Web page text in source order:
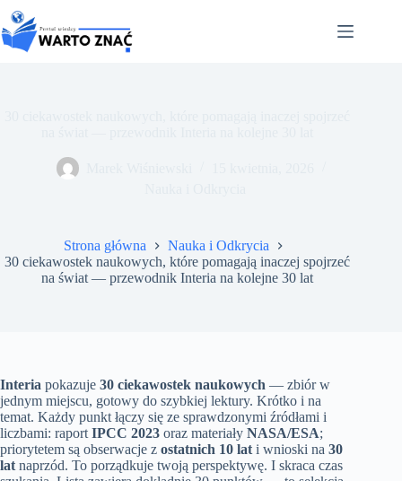
do
treści
Strona główna
Nauka i Odkrycia
30 ciekawostek naukowych, które pomagają inaczej spojrzeć
na świat — przewodnik Interia na kolejne 30 lat
Interia pokazuje 30 ciekawostek naukowych — zbiór w
jednym miejscu, gotowy do szybkiej lektury. Krótko i na
temat. Każdy punkt łączy się ze sprawdzonymi źródłami i
liczbami: raport IPCC 2023 oraz materiały NASA/ESA;
priorytetem są obserwacje z ostatnich 10 lat i wnioski na 30
lat naprzód. To porządkuje twoją perspektywę. I skraca czas